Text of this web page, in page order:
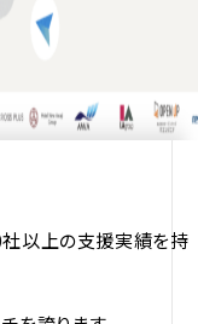
社以上の支援実績を持